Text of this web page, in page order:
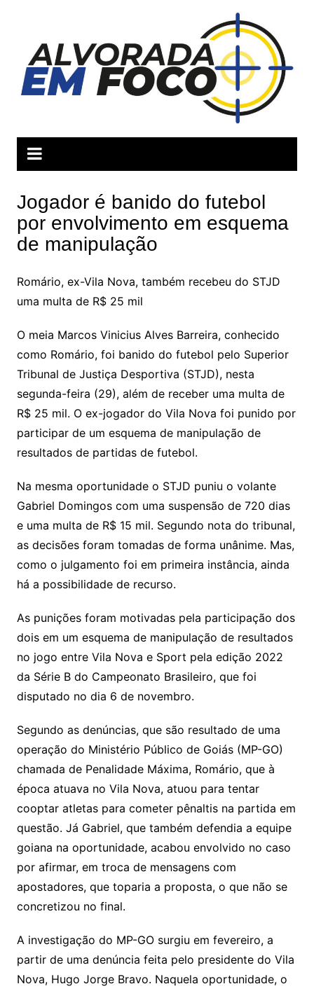
conteúdo
Jogador é banido do futebol
por envolvimento em esquema
de manipulação
Romário, ex-Vila Nova, também recebeu do STJD
uma multa de R$ 25 mil
O meia Marcos Vinicius Alves Barreira, conhecido
como Romário, foi banido do futebol pelo Superior
Tribunal de Justiça Desportiva (STJD), nesta
segunda-feira (29), além de receber uma multa de
R$ 25 mil. O ex-jogador do Vila Nova foi punido por
participar de um esquema de manipulação de
resultados de partidas de futebol.
Na mesma oportunidade o STJD puniu o volante
Gabriel Domingos com uma suspensão de 720 dias
e uma multa de R$ 15 mil. Segundo nota do tribunal,
as decisões foram tomadas de forma unânime. Mas,
como o julgamento foi em primeira instância, ainda
há a possibilidade de recurso.
As punições foram motivadas pela participação dos
dois em um esquema de manipulação de resultados
no jogo entre Vila Nova e Sport pela edição 2022
da Série B do Campeonato Brasileiro, que foi
disputado no dia 6 de novembro.
Segundo as denúncias, que são resultado de uma
operação do Ministério Público de Goiás (MP-GO)
chamada de Penalidade Máxima, Romário, que à
época atuava no Vila Nova, atuou para tentar
cooptar atletas para cometer pênaltis na partida em
questão. Já Gabriel, que também defendia a equipe
goiana na oportunidade, acabou envolvido no caso
por afirmar, em troca de mensagens com
apostadores, que toparia a proposta, o que não se
concretizou no final.
A investigação do MP-GO surgiu em fevereiro, a
partir de uma denúncia feita pelo presidente do Vila
Nova, Hugo Jorge Bravo. Naquela oportunidade, o